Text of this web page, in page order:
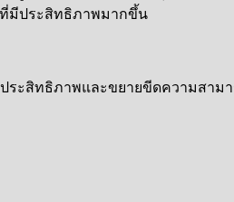
มีประสิทธิภาพมากขึ้น
ประสิทธิภาพและขยายขีดความสา